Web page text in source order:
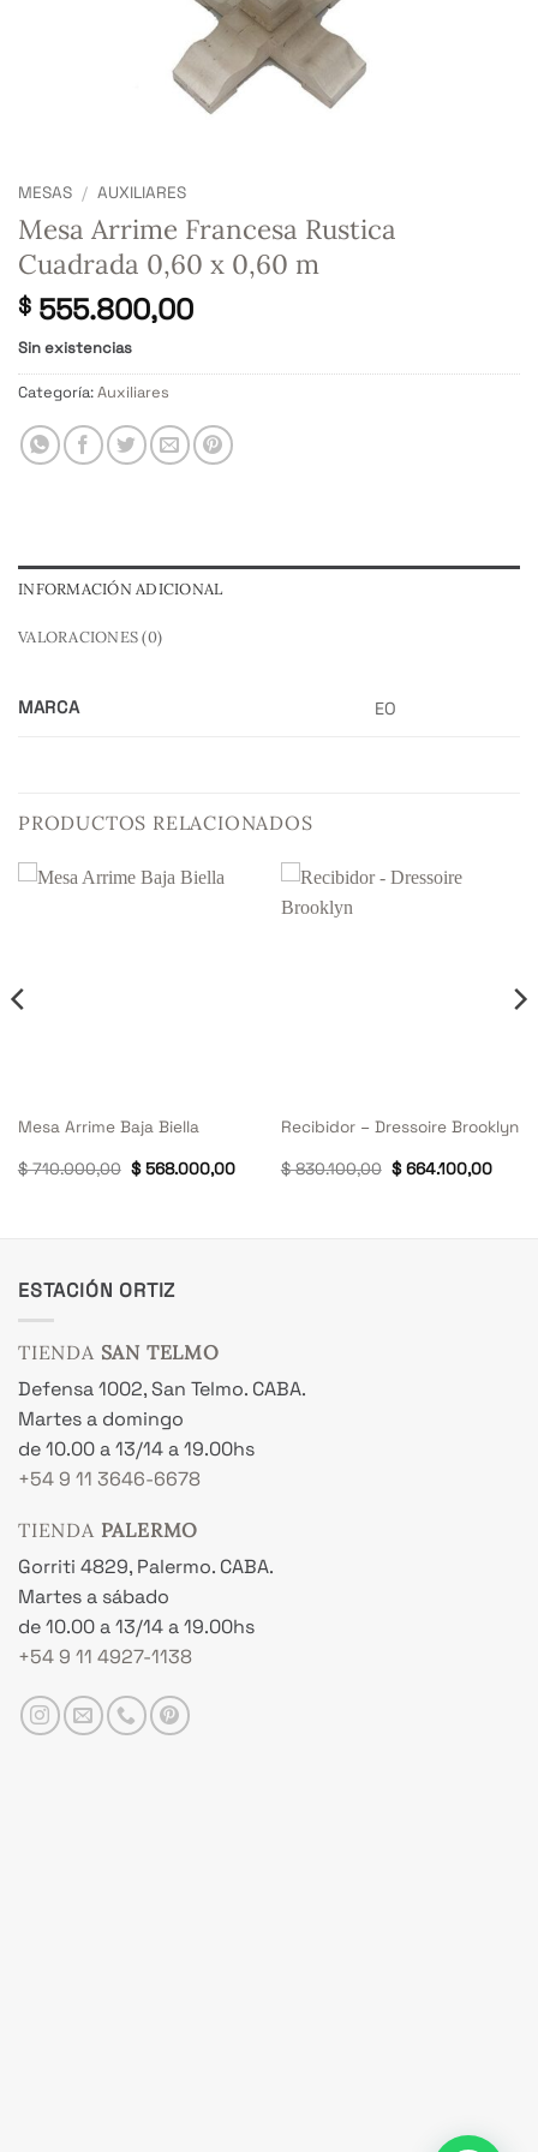
MESAS / AUXILIARES
Mesa Arrime Francesa Rustica
Cuadrada 0,60 x 0,60 m
$ 555.800,00
Sin existencias
Categoría:Auxiliares
INFORMACIÓN ADICIONAL
VALORACIONES (0)
MARCA EO
PRODUCTOS RELACIONADOS
Mesa Arrime Baja Biella
$710.000,00 El
precio
$568.000,00El
Recibidor – Dressoire Brooklyn
$830.100,00 El
precio
$664.100,00El
ESTACIÓN ORTIZ
TIENDA SAN TELMO
Defensa 1002, San Telmo. CABA.
Martes a domingo
de 10.00 a 13/14 a 19.00hs
+54 9 11 3646-6678
TIENDA PALERMO
Gorriti 4829, Palermo. CABA.
Martes a sábado
de 10.00 a 13/14 a 19.00hs
+54 9 11 4927-1138